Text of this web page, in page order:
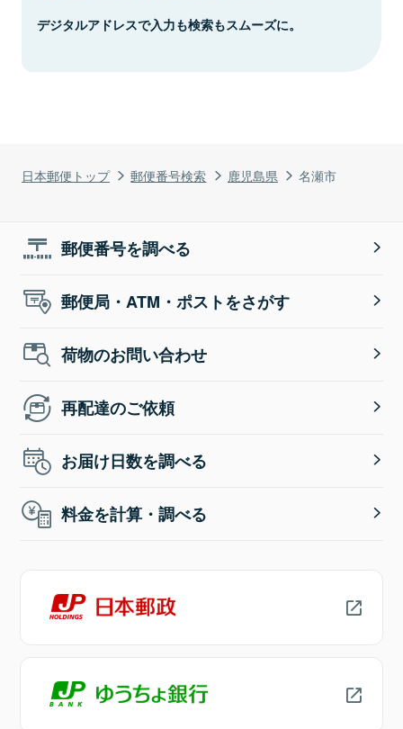
日本郵便トップ 郵便番号検索 鹿児島県 名瀬市
デジタルアドレスで入力も検索もスムーズに。
郵便番号を調べる
郵便局・ATM・ポストをさがす
荷物のお問い合わせ
再配達のご依頼
お届け日数を調べる
料金を計算・調べる